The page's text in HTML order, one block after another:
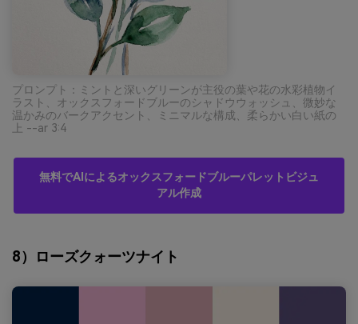
プロンプト：ミントと深いグリーンが主役の葉や花の水彩植物イ
ラスト、オックスフォードブルーのシャドウウォッシュ、微妙な
温かみのバークアクセント、ミニマルな構成、柔らかい白い紙の
上 --ar 3:4
無料でAIによるオックスフォードブルーパレットビジュ
アル作成
8）ローズクォーツナイト